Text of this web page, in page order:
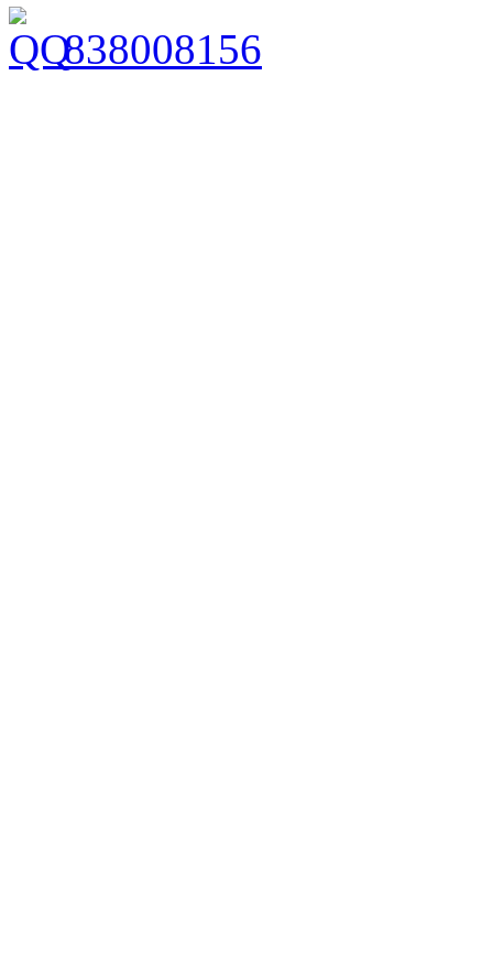
838008156